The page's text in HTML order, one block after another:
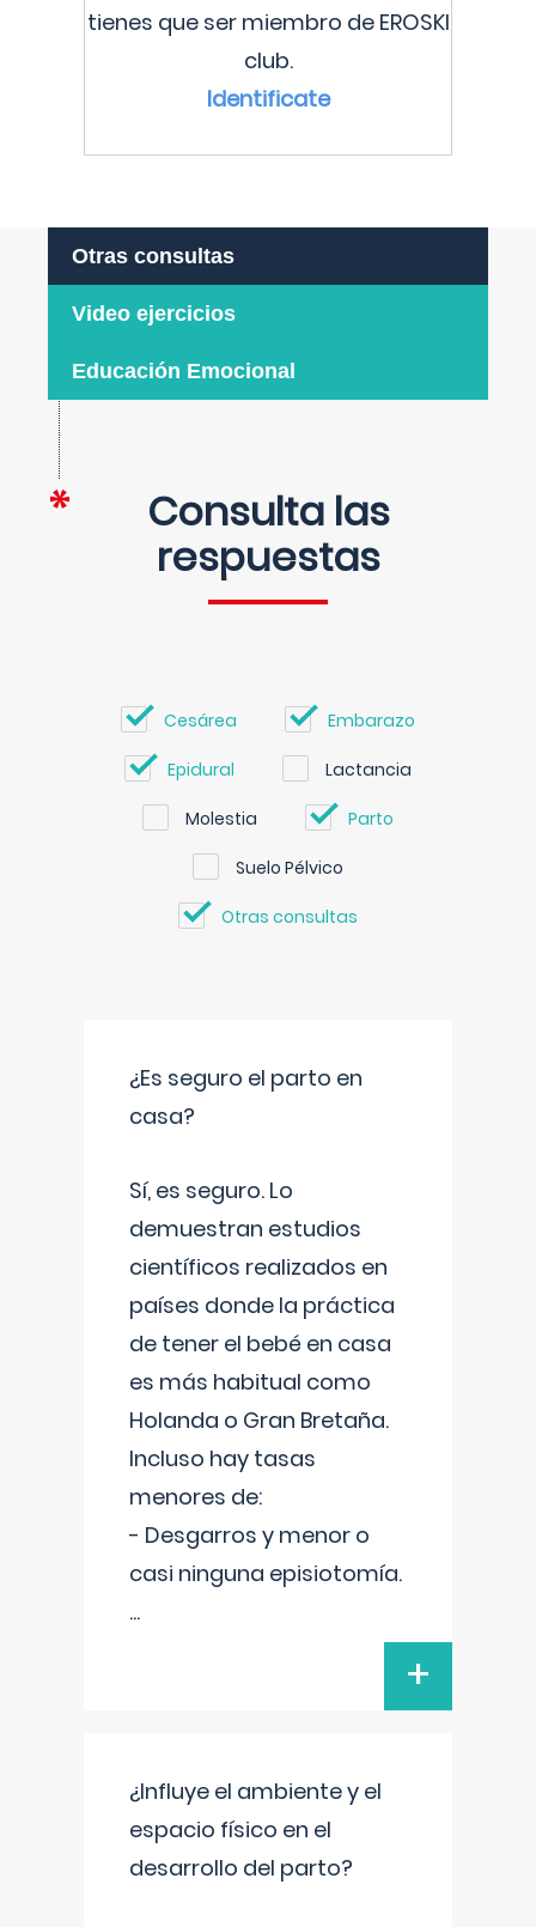
tienes que ser miembro de EROSKI
club.
Identificate
Otras consultas
Video ejercicios
Educación Emocional
Consulta las
respuestas
Cesárea Embarazo
Epidural Lactancia
Molestia Parto
Suelo Pélvico
Otras consultas
¿Es seguro el parto en
casa?
Sí, es seguro. Lo
demuestran estudios
científicos realizados en
países donde la práctica
de tener el bebé en casa
es más habitual como
Holanda o Gran Bretaña.
Incluso hay tasas
menores de:
- Desgarros y menor o
casi ninguna episiotomía.
...
+
¿Influye el ambiente y el
espacio físico en el
desarrollo del parto?